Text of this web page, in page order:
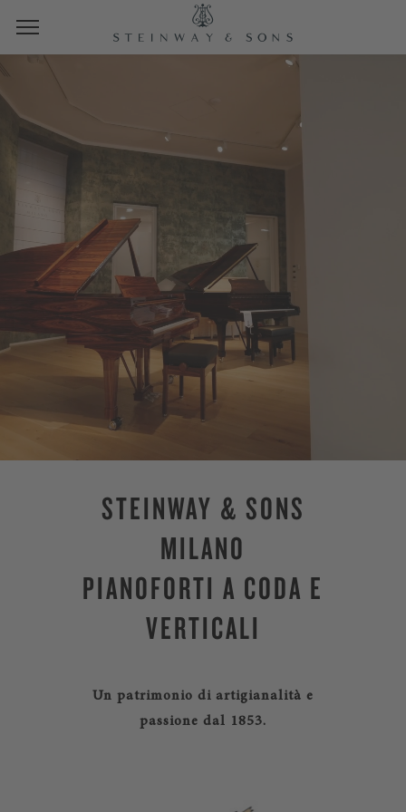
STEINWAY & SONS
MILANO
PIANOFORTI A CODA E
VERTICALI
Un patrimonio di artigianalità e
passione dal 1853.